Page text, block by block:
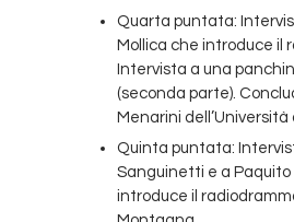
Quarta puntata:
Mollica che introduce il
Intervista a una
(seconda parte).
Menarini dell’Università
Quinta puntata:
Sanguinetti e a Paquito
introduce il